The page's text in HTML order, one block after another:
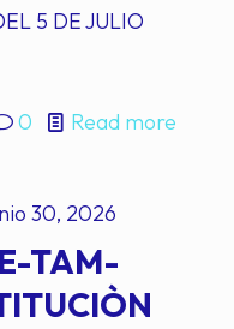
5 DE JULIO
0 Read more
30, 2026
TAM-